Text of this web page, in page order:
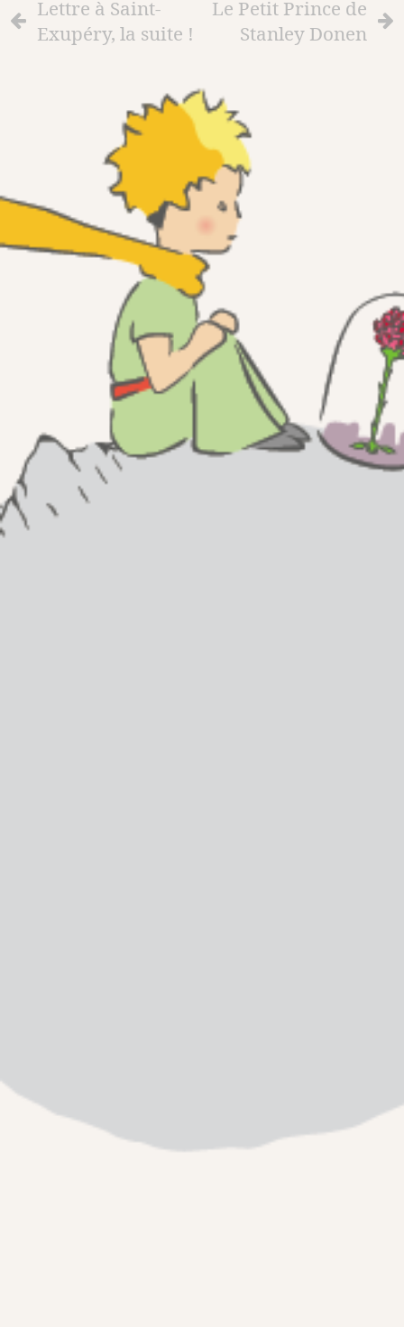
Lettre à Saint-
Exupéry, la suite !
Le Petit Prince de
Stanley Donen